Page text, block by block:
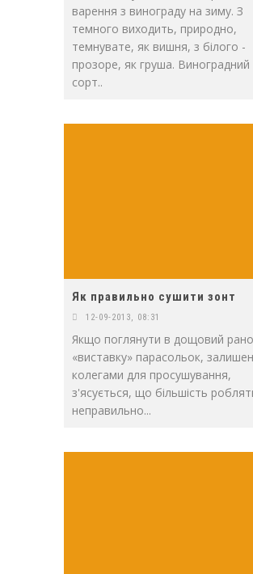
варення з винограду на зиму. З
темного виходить, природно,
темнувате, як вишня, з білого -
прозоре, як груша. Виноградний
сорт..
Як правильно сушити зонт
12-09-2013, 08:31
Якщо поглянути в дощовий
«виставку» парасольок,
колегами для просушування,
з'ясується, що більшість
неправильно...